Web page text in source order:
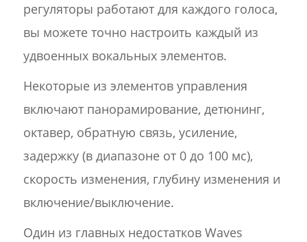
регуляторы работают для каждого голоса,
вы можете точно настроить каждый из
удвоенных вокальных элементов.
Некоторые из элементов управления
включают панорамирование, детюнинг,
октавер, обратную связь, усиление,
задержку (в диапазоне от 0 до 100 мс),
скорость изменения, глубину изменения и
включение/выключение.
Один из главных недостатков Waves